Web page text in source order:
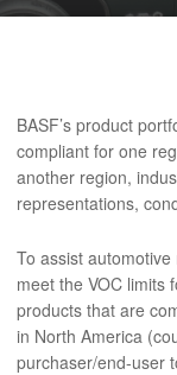
Article
BASF’s product
compliant for one
another region,
representations,
To assist
meet the VOC limits
products that are
in North America
purchaser/end-user